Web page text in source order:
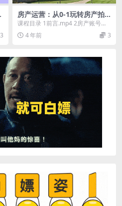
3
房产运营：从0-1玩转房产拍
剪课，拍摄 剪辑 设备，实操
讲解（价值899）
课程目录 1前言.mp4 2房产账号的
四种呈现形式.mp4 3坐拍的讲解与
实操....
4 年前 3